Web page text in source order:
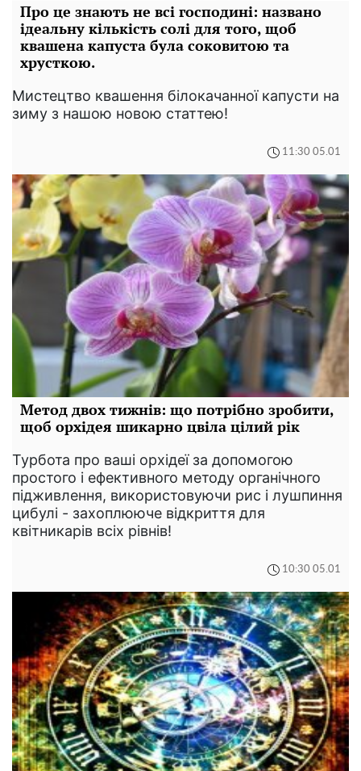
Про це знають не всі господині: названо
ідеальну кількість солі для того, щоб
квашена капуста була соковитою та
хрусткою.
Мистецтво квашення білокачанної капусти на
зиму з нашою новою статтею!
11:30 05.01
Метод двох тижнів: що потрібно зробити,
щоб орхідея шикарно цвіла цілий рік
Турбота про ваші орхідеї за допомогою
простого і ефективного методу органічного
підживлення, використовуючи рис і лушпиння
цибулі - захоплююче відкриття для
квітникарів всіх рівнів!
10:30 05.01